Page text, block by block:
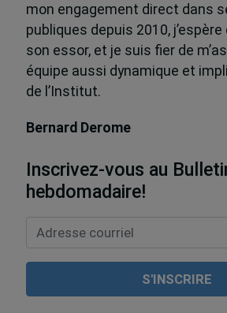
mon engagement direct dans
publiques depuis 2010,
son essor, et je suis fier de
équipe aussi dynamique et
de l’Institut.
Bernard Derome
Inscrivez-vous au
hebdomadaire!